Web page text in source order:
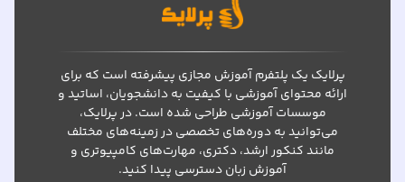
پرلایک یک پلتفرم آموزش مجازی پیشرفته است که برای
ارائه محتوای آموزشی با کیفیت به دانشجویان، اساتید و
موسسات آموزشی طراحی شده است. در پرلایک،
می‌توانید به دوره‌های تخصصی در زمینه‌های مختلف
مانند کنکور ارشد، دکتری، مهارت‌های کامپیوتری و
آموزش زبان دسترسی پیدا کنید.